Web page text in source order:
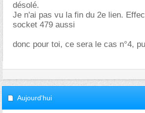
désolé.
Je n'ai pas vu la fin du 2e lien.
socket 479 aussi
donc pour toi, ce sera le cas n°4,
Aujourd'hui